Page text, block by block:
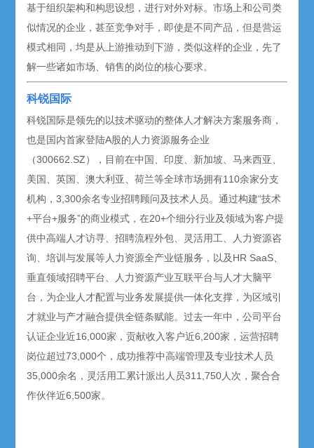
基于组织架构和构思设想，进行对外对标。市场上和公司类
似情况的企业，甚至竞争对手，即使是不同产品，但是营运
模式相同，均是从上游推动到下游，类似这样的企业，先了
解一些诸如市场、销售的岗位的核心要求。
科锐国际
科锐国际是领先的以技术驱动的整体人才解决方案服务商，
也是国内首家登陆A股的人力资源服务企业
（300662.SZ），目前在中国、印度、新加坡、马来西亚、
美国、英国、澳大利亚、荷兰等全球市场拥有110余家分支
机构，3,300余名专业招聘顾问及技术人员。通过构建“技术
+平台+服务”的商业模式，在20+个细分行业及领域为客户提
供中高端人才访寻、招聘流程外包、灵活用工、人力资源咨
询、培训与发展等人力资源全产业链服务，以及HR SaaS、
垂直领域招聘平台、人力资源产业互联平台与人才大脑平
台，为企业人才配置与业务发展提供一体化支撑，为区域引
才就业与产才融合提供全链条赋能。过去一年中，公司平台
认证企业近16,000家，贡献收入客户近6,200家，运营招聘
岗位超过73,000个，成功推荐中高端管理及专业技术人员
35,000余名，灵活用工累计派出人员311,750人次，聚合合
作伙伴近6,500家。